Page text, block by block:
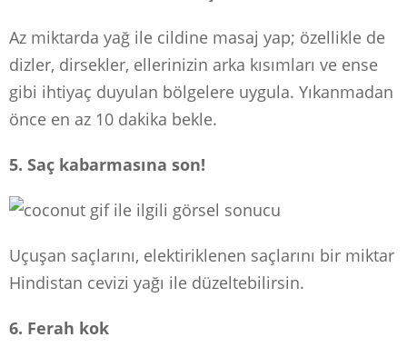
Az miktarda yağ ile cildine masaj yap; özellikle de
dizler, dirsekler, ellerinizin arka kısımları ve ense
gibi ihtiyaç duyulan bölgelere uygula. Yıkanmadan
önce en az 10 dakika bekle.
5. Saç kabarmasına son!
Uçuşan saçlarını, elektiriklenen saçlarını bir miktar
Hindistan cevizi yağı ile düzeltebilirsin.
6. Ferah kok